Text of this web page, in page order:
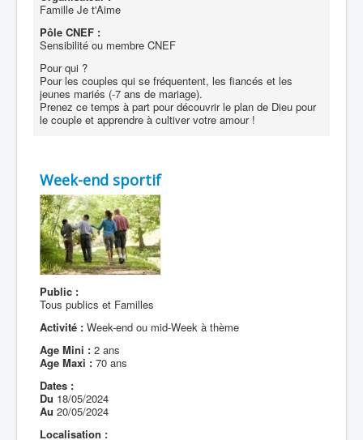
Famille Je t'Aime
Pôle CNEF :
Sensibilité ou membre CNEF
Pour qui ?
Pour les couples qui se fréquentent, les fiancés et les
jeunes mariés (-7 ans de mariage).
Prenez ce temps à part pour découvrir le plan de Dieu pour
le couple et apprendre à cultiver votre amour !
Week-end sportif
Public :
Tous publics et Familles
Activité : Week-end ou mid-Week à thème
Age Mini : 2 ans
Age Maxi : 70 ans
Dates :
Du 18/05/2024
Au 20/05/2024
Localisation :